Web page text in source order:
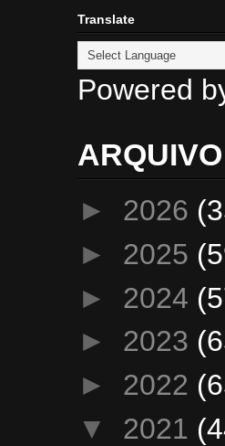
Translate
Powered
ARQUIVO
► 2026
► 2025
► 2024
► 2023
► 2022
▼ 2021